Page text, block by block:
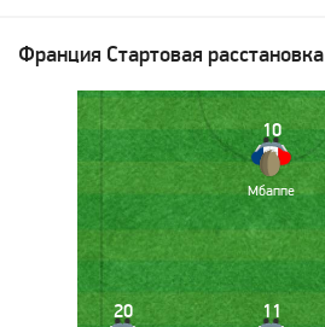
Франция Стартовая расстановка
11
20
10
Мбаппе